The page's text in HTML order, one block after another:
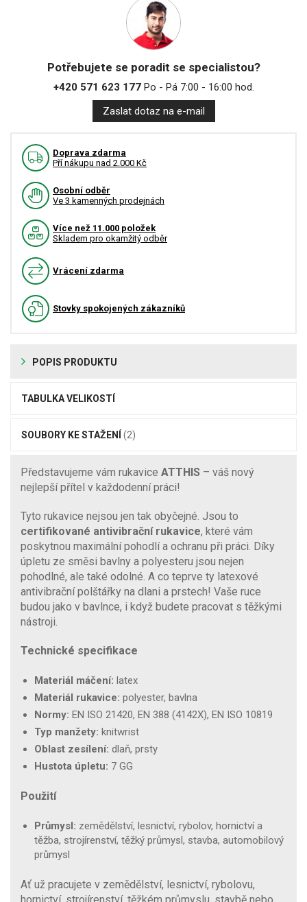
Potřebujete se poradit se specialistou?
+420 571 623 177Po - Pá 7:00 - 16:00 hod.
Zaslat dotaz na e-mail
Doprava zdarma
Pří nákupu nad 2.000 Kč
Osobní odběr
Ve 3 kamenných prodejnách
Více než 11.000 položek
Skladem pro okamžitý odběr
Vrácení zdarma
Stovky spokojených zákazníků
POPIS PRODUKTU
TABULKA VELIKOSTÍ
SOUBORY KE STAŽENÍ (2)
Představujeme vám rukavice ATTHIS – váš nový
nejlepší přítel v každodenní práci!
Tyto rukavice nejsou jen tak obyčejné. Jsou to
certifikované antivibrační rukavice, které vám
poskytnou maximální pohodlí a ochranu při práci. Díky
úpletu ze směsi bavlny a polyesteru jsou nejen
pohodlné, ale také odolné. A co teprve ty latexové
antivibrační polštářky na dlani a prstech! Vaše ruce
budou jako v bavlnce, i když budete pracovat s těžkými
nástroji.
Technické specifikace
Materiál máčení: latex
Materiál rukavice: polyester, bavlna
Normy: EN ISO 21420, EN 388 (4142X), EN ISO 10819
Typ manžety: knitwrist
Oblast zesílení: dlaň, prsty
Hustota úpletu: 7 GG
Použití
Průmysl: zemědělství, lesnictví, rybolov, hornictví a
těžba, strojírenství, těžký průmysl, stavba, automobilový
průmysl
Ať už pracujete v zemědělství, lesnictví, rybolovu,
hornictví, strojírenství, těžkém průmyslu, stavbě nebo